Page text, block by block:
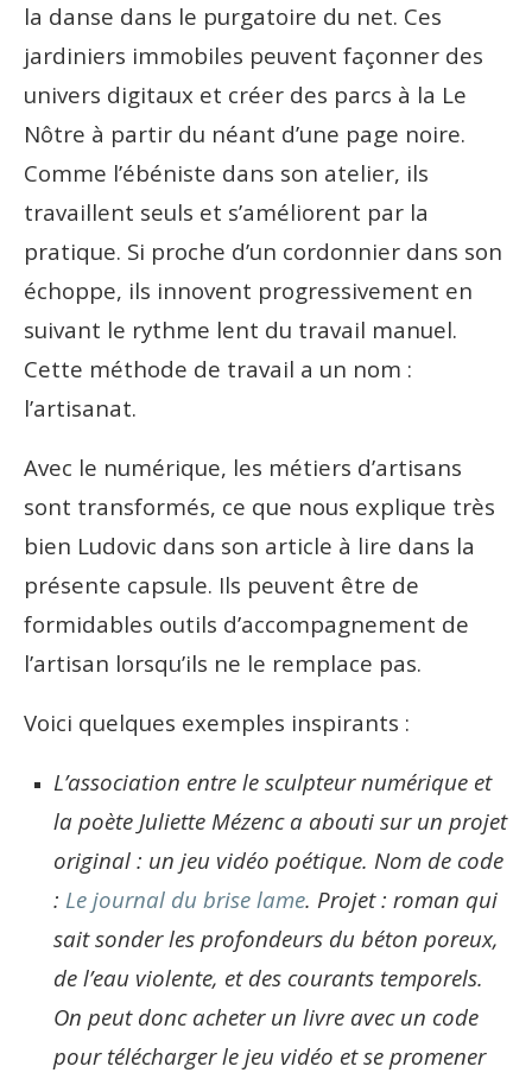
la danse dans le purgatoire du net. Ces
jardiniers immobiles peuvent façonner des
univers digitaux et créer des parcs à la Le
Nôtre à partir du néant d’une page noire.
Comme l’ébéniste dans son atelier, ils
travaillent seuls et s’améliorent par la
pratique. Si proche d’un cordonnier dans son
échoppe, ils innovent progressivement en
suivant le rythme lent du travail manuel.
Cette méthode de travail a un nom :
l’artisanat.
Avec le numérique, les métiers d’artisans
sont transformés, ce que nous explique très
bien Ludovic dans son article à lire dans la
présente capsule. Ils peuvent être de
formidables outils d’accompagnement de
l’artisan lorsqu’ils ne le remplace pas.
Voici quelques exemples inspirants :
L’association entre le sculpteur numérique et
la poète Juliette Mézenc a abouti sur un projet
original : un jeu vidéo poétique. Nom de code
: Le journal du brise lame. Projet : roman qui
sait sonder les profondeurs du béton poreux,
de l’eau violente, et des courants temporels.
On peut donc acheter un livre avec un code
pour télécharger le jeu vidéo et se promener